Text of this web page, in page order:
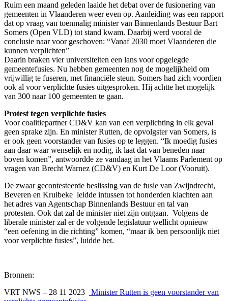
Ruim een maand geleden laaide het debat over de fusionering van
gemeenten in Vlaanderen weer even op. Aanleiding was een rapport
dat op vraag van toenmalig minister van Binnenlands Bestuur Bart
Somers (Open VLD) tot stand kwam. Daarbij werd vooral de
conclusie naar voor geschoven: “Vanaf 2030 moet Vlaanderen die
kunnen verplichten”
Daarin braken vier universiteiten een lans voor opgelegde
gemeentefusies. Nu hebben gemeenten nog de mogelijkheid om
vrijwillig te fuseren, met financiële steun. Somers had zich voordien
ook al voor verplichte fusies uitgesproken. Hij achtte het mogelijk
van 300 naar 100 gemeenten te gaan.
Protest tegen verplichte fusies
Voor coalitiepartner CD&V kan van een verplichting in elk geval
geen sprake zijn. En minister Rutten, de opvolgster van Somers, is
er ook geen voorstander van fusies op te leggen. “Ik moedig fusies
aan daar waar wenselijk en nodig, ik laat dat van beneden naar
boven komen”, antwoordde ze vandaag in het Vlaams Parlement op
vragen van Brecht Warnez (CD&V) en Kurt De Loor (Vooruit).
De zwaar gecontesteerde beslissing van de fusie van Zwijndrecht,
Beveren en Kruibeke leidde intussen tot honderden klachten aan
het adres van Agentschap Binnenlands Bestuur en tal van
protesten. Ook dat zal de minister niet zijn ontgaan. Volgens de
liberale minister zal er de volgende legislatuur wellicht opnieuw
“een oefening in die richting” komen, “maar ik ben persoonlijk niet
voor verplichte fusies”, luidde het.
Bronnen:
VRT NWS – 28 11 2023
Minister Rutten is geen voorstander van